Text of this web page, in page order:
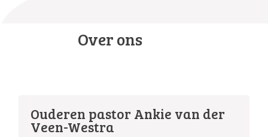
Over ons
Ouderen pastor Ankie van der
Veen-Westra